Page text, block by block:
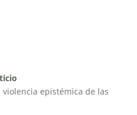
epistémica de las